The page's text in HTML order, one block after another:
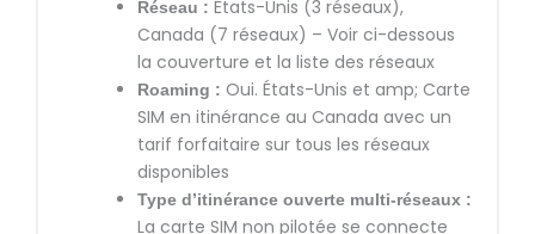
Réseau : États-Unis (3 réseaux),
Canada (7 réseaux) – Voir ci-dessous
la couverture et la liste des réseaux
Roaming : Oui. États-Unis et amp; Carte
SIM en itinérance au Canada avec un
tarif forfaitaire sur tous les réseaux
disponibles
Type d’itinérance ouverte multi-réseaux :
La carte SIM non pilotée se connecte